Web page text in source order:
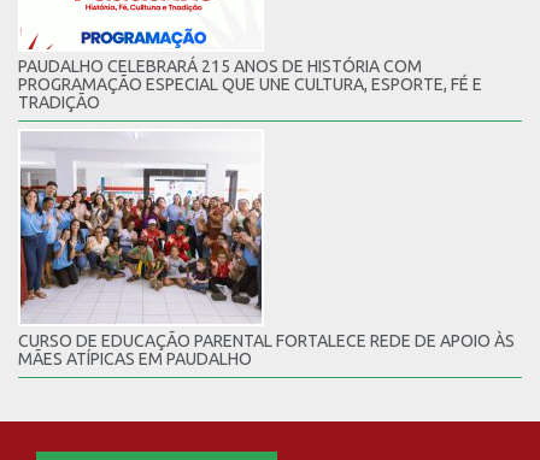
PAUDALHO CELEBRARÁ 215 ANOS DE HISTÓRIA COM
PROGRAMAÇÃO ESPECIAL QUE UNE CULTURA, ESPORTE, FÉ E
TRADIÇÃO
CURSO DE EDUCAÇÃO PARENTAL FORTALECE REDE DE APOIO ÀS
MÃES ATÍPICAS EM PAUDALHO